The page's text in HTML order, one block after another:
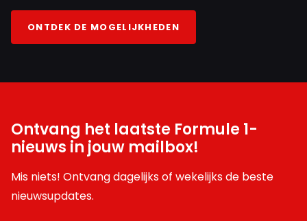
ONTDEK DE MOGELIJKHEDEN
Ontvang het laatste Formule 1-
nieuws in jouw mailbox!
Mis niets! Ontvang dagelijks of wekelijks de beste
nieuwsupdates.